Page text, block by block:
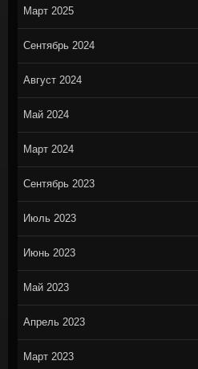
Март 2025
Сентябрь 2024
Август 2024
Май 2024
Март 2024
Сентябрь 2023
Июль 2023
Июнь 2023
Май 2023
Апрель 2023
Март 2023